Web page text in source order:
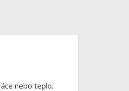
nebo teplo.